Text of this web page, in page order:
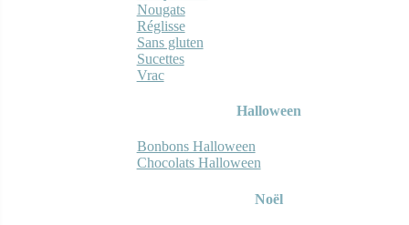
Nougats
Réglisse
Sans gluten
Sucettes
Vrac
Halloween
Bonbons Halloween
Chocolats Halloween
Noël